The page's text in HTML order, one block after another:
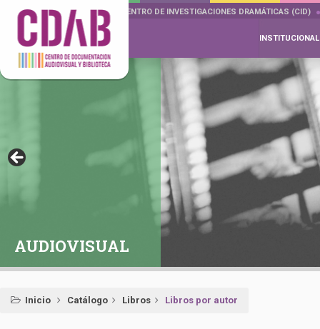
DOCUMENTA DRAMÁTICAS CENTRO DE INVESTIGACIONES DRAMÁTICAS (CID)
INSTITUCIONAL
AUDIOVISUAL
Inicio Catálogo Libros Libros por autor